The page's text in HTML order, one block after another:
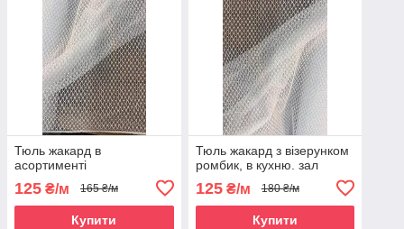
Тюль жакард в
асортименті
125 ₴/м 165 ₴/м
Купити
Тюль жакард з візерунком
ромбик, в кухню. зал
125₴/м 180 ₴/м
Купити